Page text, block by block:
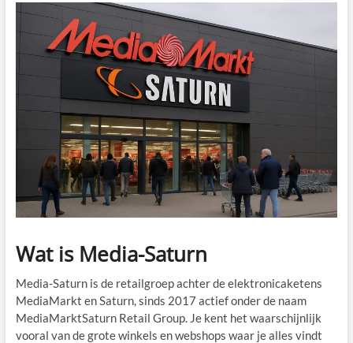
Wat is Media-Saturn
Media-Saturn is de retailgroep achter de elektronicaketens
MediaMarkt en Saturn, sinds 2017 actief onder de naam
MediaMarktSaturn Retail Group. Je kent het waarschijnlijk
vooral van de grote winkels en webshops waar je alles vindt